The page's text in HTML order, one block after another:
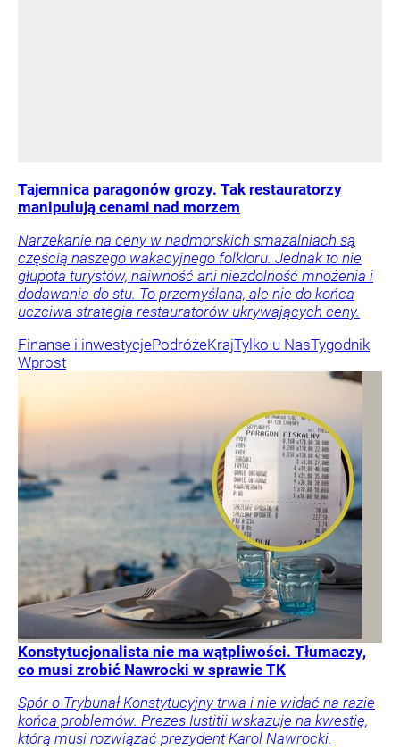
Tajemnica paragonów grozy. Tak restauratorzy
manipulują cenami nad morzem
Narzekanie na ceny w nadmorskich smażalniach są
częścią naszego wakacyjnego folkloru. Jednak to nie
głupota turystów, naiwność ani niezdolność mnożenia i
dodawania do stu. To przemyślana, ale nie do końca
uczciwa strategia restauratorów ukrywających ceny.
Finanse i inwestycjePodróżeKrajTylko u NasTygodnik
Wprost
Konstytucjonalista nie ma wątpliwości. Tłumaczy,
co musi zrobić Nawrocki w sprawie TK
Spór o Trybunał Konstytucyjny trwa i nie widać na razie
końca problemów. Prezes Iustitii wskazuje na kwestię,
którą musi rozwiązać prezydent Karol Nawrocki.